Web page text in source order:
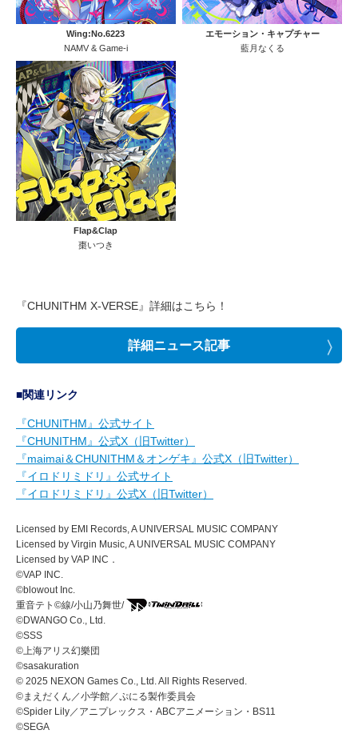
Wing:No.6223
NAMV & Game-i
エモーション・キャプチャー
藍月なくる
Flap&Clap
棗いつき
『CHUNITHM X-VERSE』詳細はこちら！
詳細ニュース記事
■関連リンク
『CHUNITHM』公式サイト
『CHUNITHM』公式X（旧Twitter）
『maimai＆CHUNITHM＆オンゲキ』公式X（旧Twitter）
『イロドリミドリ』公式サイト
『イロドリミドリ』公式X（旧Twitter）
Licensed by EMI Records, A UNIVERSAL MUSIC COMPANY
Licensed by Virgin Music, A UNIVERSAL MUSIC COMPANY
Licensed by VAP INC．
©VAP INC.
©blowout Inc.
重音テト©線/小山乃舞世/
©DWANGO Co., Ltd.
©SSS
©上海アリス幻樂団
©sasakuration
© 2025 NEXON Games Co., Ltd. All Rights Reserved.
©まえだくん／小学館／ぷにる製作委員会
©Spider Lily／アニプレックス・ABCアニメーション・BS11
©SEGA